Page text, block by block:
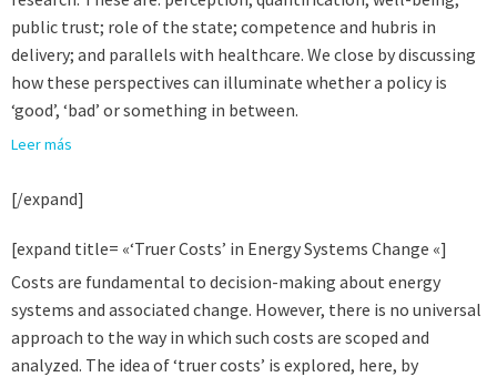
public trust; role of the state; competence and hubris in
delivery; and parallels with healthcare. We close by discussing
how these perspectives can illuminate whether a policy is
‘good’, ‘bad’ or something in between.
Leer más
[/expand]
[expand title= «‘Truer Costs’ in Energy Systems Change «]
Costs are fundamental to decision-making about energy
systems and associated change. However, there is no universal
approach to the way in which such costs are scoped and
analyzed. The idea of ‘truer costs’ is explored, here, by